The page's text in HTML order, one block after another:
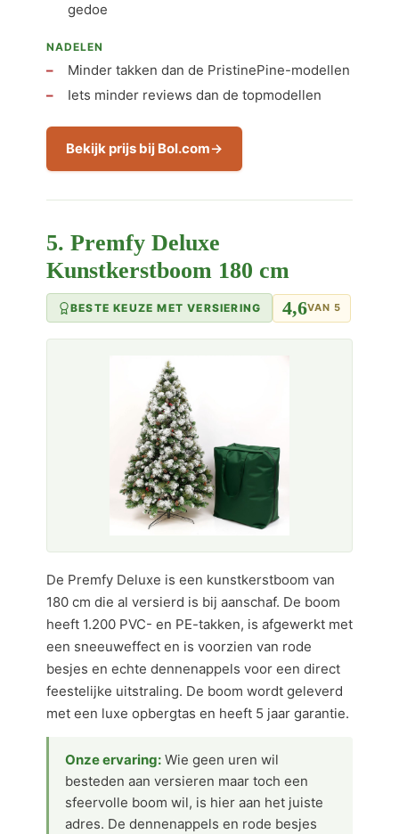
gedoe
NADELEN
Minder takken dan de PristinePine-modellen
Iets minder reviews dan de topmodellen
Bekijk prijs bij Bol.com
5. Premfy Deluxe
Kunstkerstboom 180 cm
BESTE KEUZE MET VERSIERING 4,6VAN 5
De Premfy Deluxe is een kunstkerstboom van
180 cm die al versierd is bij aanschaf. De boom
heeft 1.200 PVC- en PE-takken, is afgewerkt met
een sneeuweffect en is voorzien van rode
besjes en echte dennenappels voor een direct
feestelijke uitstraling. De boom wordt geleverd
met een luxe opbergtas en heeft 5 jaar garantie.
Onze ervaring: Wie geen uren wil
besteden aan versieren maar toch een
sfeervolle boom wil, is hier aan het juiste
adres. De dennenappels en rode besjes